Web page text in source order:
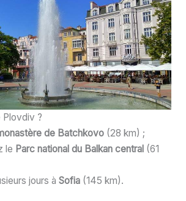
Plovdiv ?
de Batchkovo (28 km) ;
le Parc national du Balkan central (61
jours àSofia (145 km).